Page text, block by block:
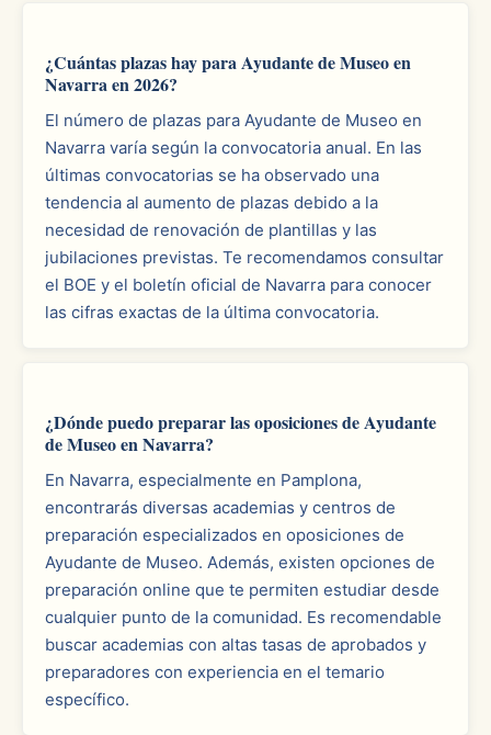
¿Cuántas plazas hay para Ayudante de Museo en
Navarra en 2026?
El número de plazas para Ayudante de Museo en
Navarra varía según la convocatoria anual. En las
últimas convocatorias se ha observado una
tendencia al aumento de plazas debido a la
necesidad de renovación de plantillas y las
jubilaciones previstas. Te recomendamos consultar
el BOE y el boletín oficial de Navarra para conocer
las cifras exactas de la última convocatoria.
¿Dónde puedo preparar las oposiciones de Ayudante
de Museo en Navarra?
En Navarra, especialmente en Pamplona,
encontrarás diversas academias y centros de
preparación especializados en oposiciones de
Ayudante de Museo. Además, existen opciones de
preparación online que te permiten estudiar desde
cualquier punto de la comunidad. Es recomendable
buscar academias con altas tasas de aprobados y
preparadores con experiencia en el temario
específico.